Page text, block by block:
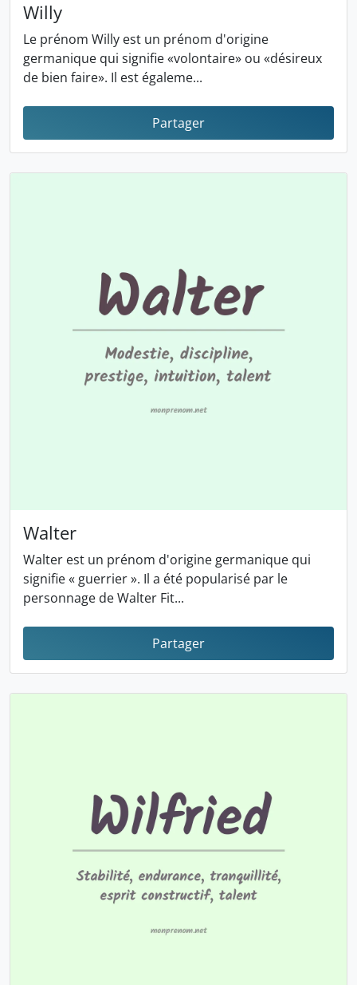
Willy
Le prénom Willy est un prénom d'origine
germanique qui signifie «volontaire» ou «désireux
de bien faire». Il est égaleme...
Partager
Walter
Walter est un prénom d'origine germanique qui
signifie « guerrier ». Il a été popularisé par le
personnage de Walter Fit...
Partager